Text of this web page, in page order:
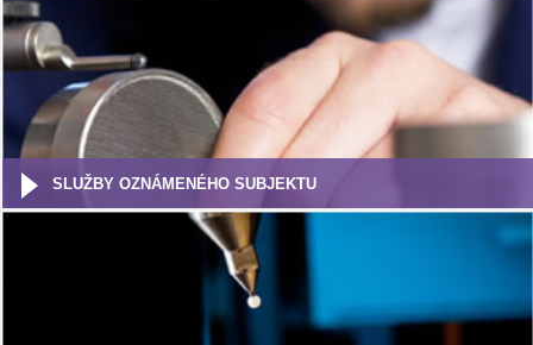
SLUŽBY OZNÁMENÉHO SUBJEKTU